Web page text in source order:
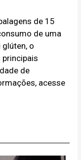
de 15
de uma
o
de
acesse